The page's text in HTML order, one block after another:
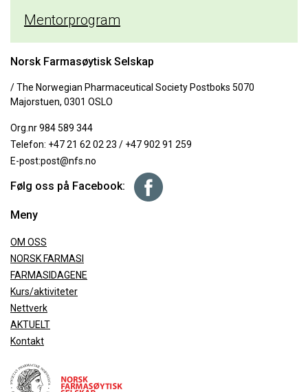
Mentorprogram
Norsk Farmasøytisk Selskap
/ The Norwegian Pharmaceutical Society Postboks 5070
Majorstuen, 0301 OSLO
Org.nr 984 589 344
Telefon: +47 21 62 02 23 / +47 902 91 259
E-post:post@nfs.no
Følg oss på Facebook:
Meny
OM OSS
NORSK FARMASI
FARMASIDAGENE
Kurs/aktiviteter
Nettverk
AKTUELT
Kontakt